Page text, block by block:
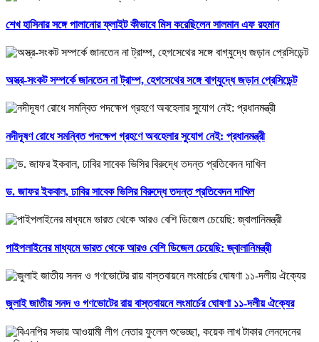
শেখ হাসিনার সঙ্গে পালানোর ফ্লাইট কীভাবে মিস করেছিলেন সালমান এফ রহমান
অস্ত্র-সংকট সম্পর্কে জানতেন না ট্রাম্প, হেগসেথের সঙ্গে বাগ্‌যুদ্ধে জড়ান প্রেসিডেন্ট
নদীদূষণ রোধে সমন্বিত পদক্ষেপ গ্রহণে অবহেলার সুযোগ নেই: প্রধানমন্ত্রী
ড. জাফর ইকবাল, ঢাবির সাবেক ভিসির বিরুদ্ধে তদন্ত প্রতিবেদন দাখিল
পাইপলাইনের মাধ্যমে ভারত থেকে আরও বেশি ডিজেল চেয়েছি: জ্বালানিমন্ত্রী
জুলাই জাতীয় সনদ ও গণভোটের রায় বাস্তবায়নে লংমার্চের ঘোষণা ১১-দলীয় ঐক্যের